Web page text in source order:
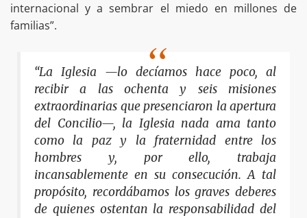
internacional y a sembrar el miedo en millones de
familias”.
“La Iglesia —lo decíamos hace poco, al
recibir a las ochenta y seis misiones
extraordinarias que presenciaron la apertura
del Concilio—, la Iglesia nada ama tanto
como la paz y la fraternidad entre los
hombres y, por ello, trabaja
incansablemente en su consecución. A tal
propósito, recordábamos los graves deberes
de quienes ostentan la responsabilidad del